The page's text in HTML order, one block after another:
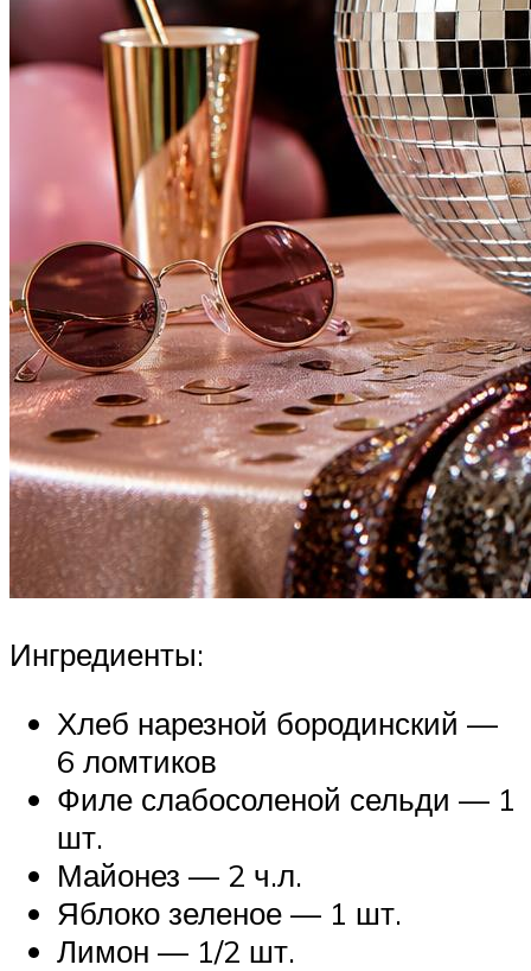
Ингредиенты:
Хлеб нарезной бородинский —
6 ломтиков
Филе слабосоленой сельди — 1
шт.
Майонез — 2 ч.л.
Яблоко зеленое — 1 шт.
Лимон — 1/2 шт.